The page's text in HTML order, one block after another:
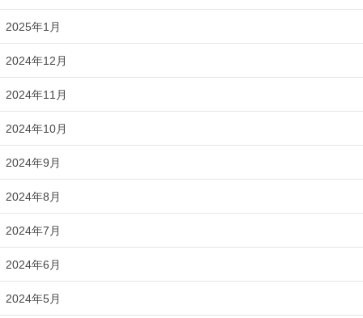
2025年1月
2024年12月
2024年11月
2024年10月
2024年9月
2024年8月
2024年7月
2024年6月
2024年5月